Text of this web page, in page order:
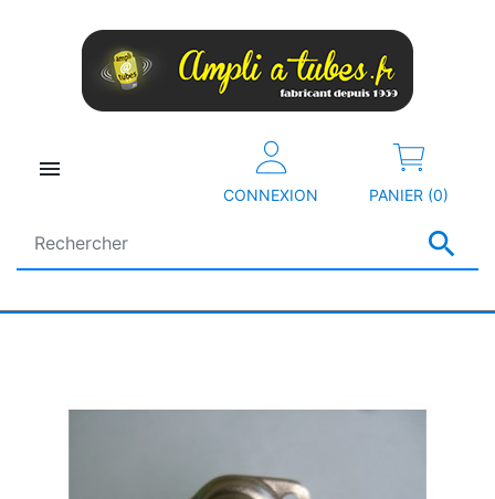


CONNEXION PANIER (0)